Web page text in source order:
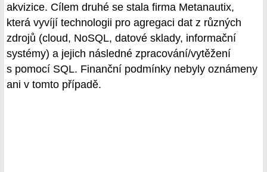
akvizice. Cílem druhé se stala firma Metanautix,
která vyvíjí technologii pro agregaci dat z různých
zdrojů (cloud, NoSQL, datové sklady, informační
systémy) a jejich následné zpracování/vytěžení
s pomocí SQL. Finanční podmínky nebyly oznámeny
ani v tomto případě.